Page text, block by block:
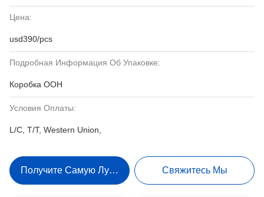
Цена:
usd390/pcs
Подробная Информация Об Упаковке:
Коробка ООН
Условия Оплаты:
L/C, T/T, Western Union,
Получите Самую Лучшую Цену Свяжитесь Мы